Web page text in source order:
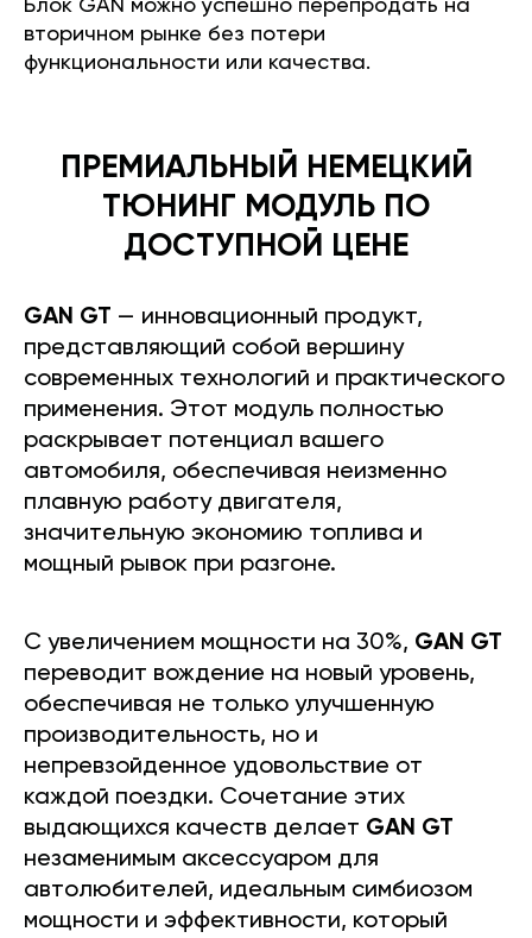
Блок GAN можно успешно перепродать на
вторичном рынке без потери
функциональности или качества.
ПРЕМИАЛЬНЫЙ НЕМЕЦКИЙ
ТЮНИНГ МОДУЛЬ ПО
ДОСТУПНОЙ ЦЕНЕ
GAN GT — инновационный продукт,
представляющий собой вершину
современных технологий и практического
применения. Этот модуль полностью
раскрывает потенциал вашего
автомобиля, обеспечивая неизменно
плавную работу двигателя,
значительную экономию топлива и
мощный рывок при разгоне.
С увеличением мощности на 30%, GAN GT
переводит вождение на новый уровень,
обеспечивая не только улучшенную
производительность, но и
непревзойденное удовольствие от
каждой поездки. Сочетание этих
выдающихся качеств делает GAN GT
незаменимым аксессуаром для
автолюбителей, идеальным симбиозом
мощности и эффективности, который